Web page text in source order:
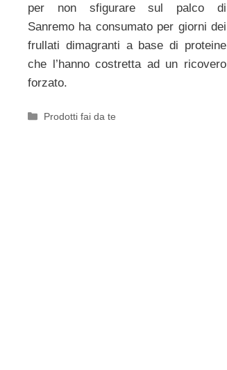
per non sfigurare sul palco di
Sanremo ha consumato per giorni dei
frullati dimagranti a base di proteine
che l’hanno costretta ad un ricovero
forzato.
Categorie
Prodotti fai da te